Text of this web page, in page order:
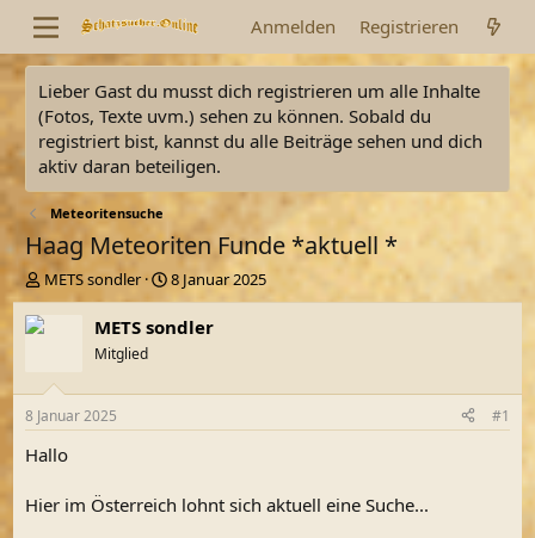
Anmelden Registrieren
Lieber Gast du musst dich registrieren um alle Inhalte
(Fotos, Texte uvm.) sehen zu können. Sobald du
registriert bist, kannst du alle Beiträge sehen und dich
aktiv daran beteiligen.
Meteoritensuche
Haag Meteoriten Funde *aktuell *
E
r
s
e
r
METS sondler
E
r
s
t
8 Januar 2025
METS sondler
Mitglied
8 Januar 2025 #1
Hallo
Hier im Österreich lohnt sich aktuell eine Suche...